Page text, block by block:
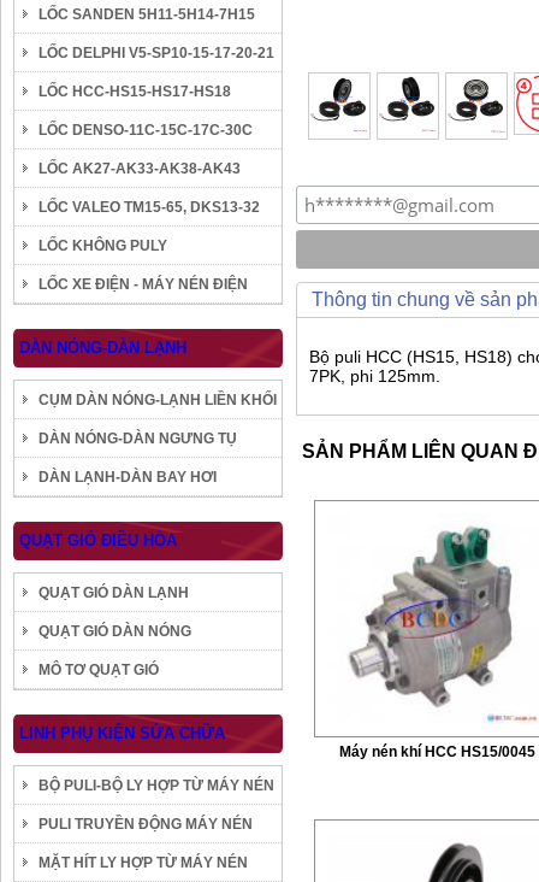
LỐC SANDEN 5H11-5H14-7H15
LỐC DELPHI V5-SP10-15-17-20-21
LỐC HCC-HS15-HS17-HS18
LỐC DENSO-11C-15C-17C-30C
LỐC AK27-AK33-AK38-AK43
LỐC VALEO TM15-65, DKS13-32
LỐC KHÔNG PULY
LỐC XE ĐIỆN - MÁY NÉN ĐIỆN
DÀN NÓNG-DÀN LẠNH
CỤM DÀN NÓNG-LẠNH LIỀN KHỐI
DÀN NÓNG-DÀN NGƯNG TỤ
DÀN LẠNH-DÀN BAY HƠI
QUẠT GIÓ ĐIỀU HÒA
QUẠT GIÓ DÀN LẠNH
QUẠT GIÓ DÀN NÓNG
MÔ TƠ QUẠT GIÓ
LINH PHỤ KIỆN SỬA CHỮA
BỘ PULI-BỘ LY HỢP TỪ MÁY NÉN
PULI TRUYỀN ĐỘNG MÁY NÉN
MẶT HÍT LY HỢP TỪ MÁY NÉN
Thông tin chung về sản
Bộ puli HCC (HS15, HS18)
7PK, phi 125mm.
SẢN PHẨM LIÊN QUAN
Máy nén khí HCC HS15/0045